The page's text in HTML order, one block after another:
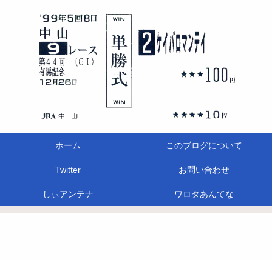
ホーム このブログについて
Twitter お問い合わせ
しぃアンテナ ワロタあんてな